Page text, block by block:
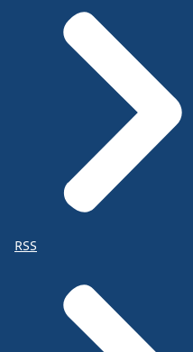
RSS